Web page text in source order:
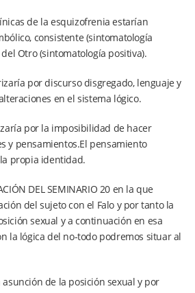
de la esquizofrenia estarían
consistente (sintomatología
Otro (sintomatología positiva).
por discurso disgregado, lenguaje y
en el sistema lógico.
por la imposibilidad de hacer
y pensamientos.El pensamiento
propia identidad.
DEL SEMINARIO 20 en la que
del sujeto con el Falo y por tanto la
sexual y a continuación en esa
la lógica del no-todo podremos situar al
de la posición sexual y por